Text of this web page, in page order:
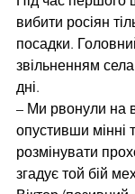
вибити росіян
посадки.
звільненням
дні.
– Ми рвонули на
опустивши мінні
розмінувати
згадує той бій